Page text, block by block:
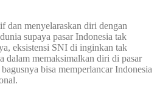
dan menyelaraskan diri dengan
supaya pasar Indonesia tak
eksistensi SNI di inginkan tak
dalam memaksimalkan diri di pasar
bisa memperlancar Indonesia